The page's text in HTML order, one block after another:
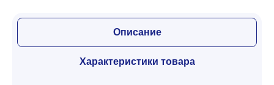
Описание
Характеристики товара